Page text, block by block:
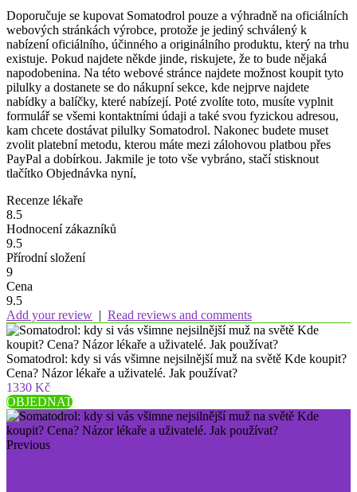
Doporučuje se kupovat Somatodrol pouze a výhradně na oficiálních
webových stránkách výrobce, protože je jediný schválený k
nabízení oficiálního, účinného a originálního produktu, který na trhu
existuje. Pokud najdete někde jinde, riskujete, že to bude nějaká
napodobenina. Na této webové stránce najdete možnost koupit tyto
pilulky a dostanete se do nákupní sekce, kde nejprve najdete
nabídky a balíčky, které nabízejí. Poté zvolíte toto, musíte vyplnit
formulář se všemi kontaktními údaji a také svou fyzickou adresou,
kam chcete dostávat pilulky Somatodrol. Nakonec budete muset
zvolit platební metodu, kterou máte mezi zálohovou platbou přes
PayPal a dobírkou. Jakmile je toto vše vybráno, stačí stisknout
tlačítko Objednávka nyní,
Recenze lékaře
8.5
Hodnocení zákazníků
9.5
Přírodní složení
9
Cena
9.5
Add your review | Read reviews and comments
Somatodrol: kdy si vás všimne nejsilnější muž na světě Kde koupit?
Cena? Názor lékaře a uživatelé. Jak používat?
1330 Kč
OBJEDNAT
Previous